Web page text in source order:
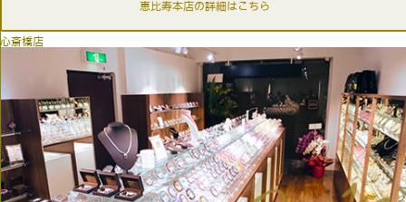
恵比寿本店の詳細はこちら
心斎橋店